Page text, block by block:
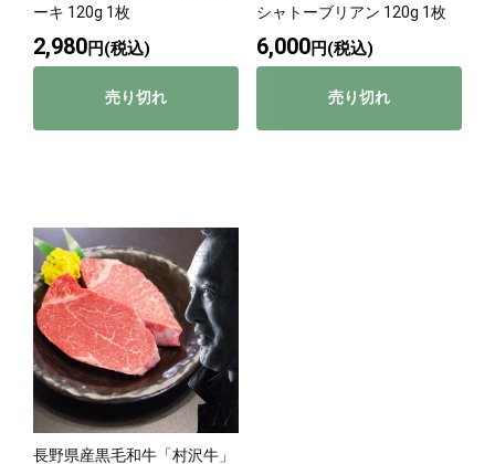
ーキ 120g 1枚
2,980円(税込)
売り切れ
シャトーブリアン 120g 1枚
6,000円(税込)
売り切れ
長野県産黒毛和牛「村沢牛」